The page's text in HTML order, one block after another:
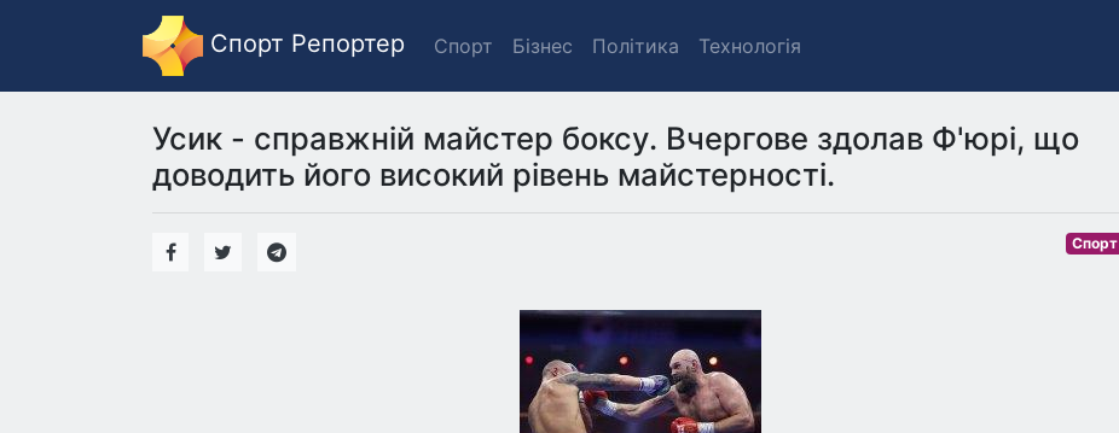
Спорт Репортер Спорт Бізнес Політика Технологія
Усик - справжній майстер боксу. Вчергове здолав Ф'юрі, що
доводить його високий рівень майстерності.
Спорт